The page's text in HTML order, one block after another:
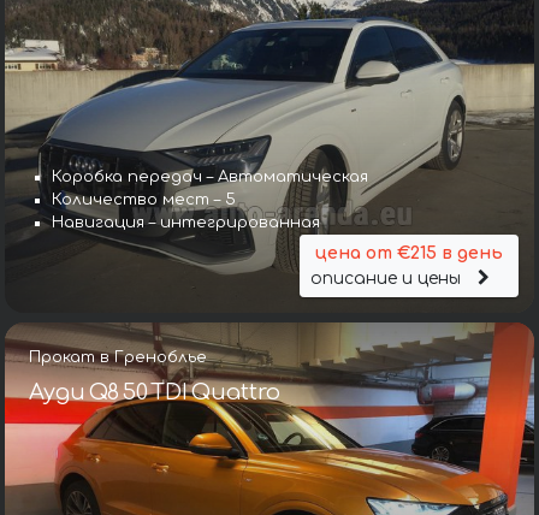
Коробка передач – Автоматическая
Количество мест – 5
Навигация – интегрированная
цена от €215 в день
описание и цены
Прокат в Греноблье
Ауди Q8 50 TDI Quattro